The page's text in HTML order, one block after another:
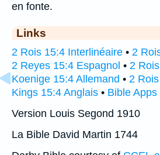
en fonte.
Links
2 Rois 15:4 Interlinéaire • 2
2 Reyes 15:4 Espagnol • 2
Koenige 15:4 Allemand • 2
Kings 15:4 Anglais • Bible Apps
Version Louis Segond 1910
La Bible David Martin 1744